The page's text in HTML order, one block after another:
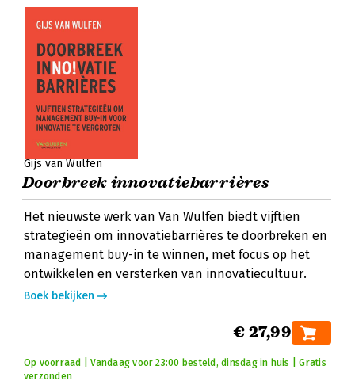
Gijs van Wulfen
Doorbreek innovatiebarrières
Het nieuwste werk van Van Wulfen biedt vijftien
strategieën om innovatiebarrières te doorbreken en
management buy-in te winnen, met focus op het
ontwikkelen en versterken van innovatiecultuur.
Boek bekijken
€ 27,99
Op voorraad | Vandaag voor 23:00 besteld, dinsdag in huis | Gratis
verzonden